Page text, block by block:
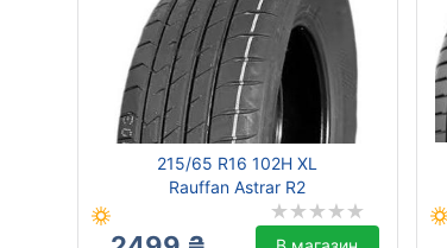
215/65 R16 102H XL
Rauffan Astrar R2